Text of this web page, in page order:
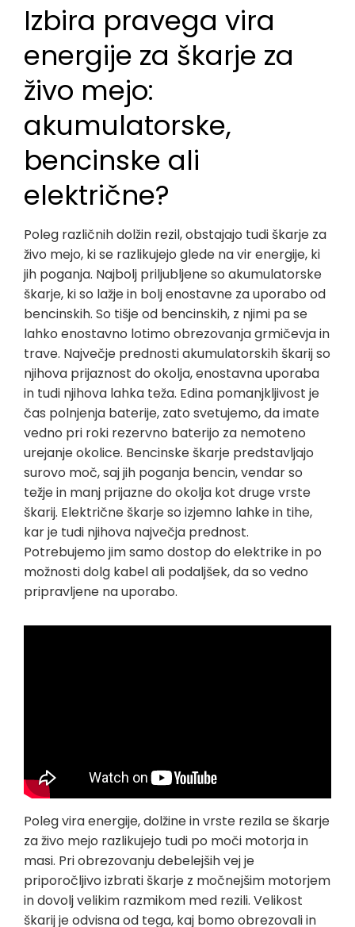
Izbira pravega vira
energije za škarje za
živo mejo:
akumulatorske,
bencinske ali
električne?
Poleg različnih dolžin rezil, obstajajo tudi škarje za
živo mejo, ki se razlikujejo glede na vir energije, ki
jih poganja. Najbolj priljubljene so akumulatorske
škarje, ki so lažje in bolj enostavne za uporabo od
bencinskih. So tišje od bencinskih, z njimi pa se
lahko enostavno lotimo obrezovanja grmičevja in
trave. Največje prednosti akumulatorskih škarij so
njihova prijaznost do okolja, enostavna uporaba
in tudi njihova lahka teža. Edina pomanjkljivost je
čas polnjenja baterije, zato svetujemo, da imate
vedno pri roki rezervno baterijo za nemoteno
urejanje okolice. Bencinske škarje predstavljajo
surovo moč, saj jih poganja bencin, vendar so
težje in manj prijazne do okolja kot druge vrste
škarij. Električne škarje so izjemno lahke in tihe,
kar je tudi njihova največja prednost.
Potrebujemo jim samo dostop do elektrike in po
možnosti dolg kabel ali podaljšek, da so vedno
pripravljene na uporabo.
Poleg vira energije, dolžine in vrste rezila se škarje
za živo mejo razlikujejo tudi po moči motorja in
masi. Pri obrezovanju debelejših vej je
priporočljivo izbrati škarje z močnejšim motorjem
in dovolj velikim razmikom med rezili. Velikost
škarij je odvisna od tega, kaj bomo obrezovali in